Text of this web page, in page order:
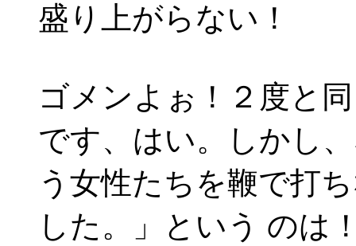
盛り上がらない！
ゴメンよぉ！２度と
です、はい。しかし
う女性たちを鞭で打
した。」という のは